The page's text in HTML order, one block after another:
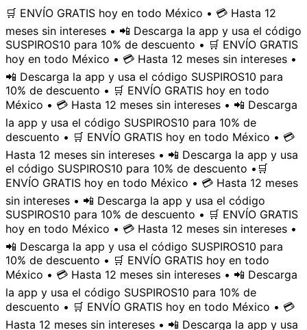
🛒 ENVÍO GRATIS hoy en todo México • 💳 Hasta 12
meses sin intereses • 📲 Descarga la app y usa el código
SUSPIROS10 para 10% de descuento • 🛒 ENVÍO GRATIS
hoy en todo México • 💳 Hasta 12 meses sin intereses •
📲 Descarga la app y usa el código SUSPIROS10 para
10% de descuento • 🛒 ENVÍO GRATIS hoy en todo
México • 💳 Hasta 12 meses sin intereses • 📲 Descarga
la app y usa el código SUSPIROS10 para 10% de
descuento • 🛒 ENVÍO GRATIS hoy en todo México • 💳
Hasta 12 meses sin intereses • 📲 Descarga la app y usa
el código SUSPIROS10 para 10% de descuento • 🛒
ENVÍO GRATIS hoy en todo México • 💳 Hasta 12 meses
sin intereses • 📲 Descarga la app y usa el código
SUSPIROS10 para 10% de descuento • 🛒 ENVÍO GRATIS
hoy en todo México • 💳 Hasta 12 meses sin intereses •
📲 Descarga la app y usa el código SUSPIROS10 para
10% de descuento • 🛒 ENVÍO GRATIS hoy en todo
México • 💳 Hasta 12 meses sin intereses • 📲 Descarga
la app y usa el código SUSPIROS10 para 10% de
descuento • 🛒 ENVÍO GRATIS hoy en todo México • 💳
Hasta 12 meses sin intereses • 📲 Descarga la app y usa